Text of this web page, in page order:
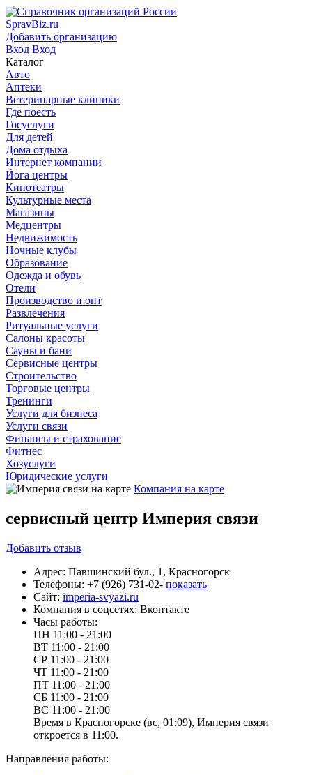
SpravBiz.ru
Добавить организацию
Вход Вход
Каталог
Авто
Аптеки
Ветеринарные клиники
Где поесть
Госуслуги
Для детей
Дома отдыха
Интернет компании
Йога центры
Кинотеатры
Культурные места
Магазины
Медцентры
Недвижимость
Ночные клубы
Образование
Одежда и обувь
Отели
Производство и опт
Развлечения
Ритуальные услуги
Салоны красоты
Сауны и бани
Сервисные центры
Строительство
Торговые центры
Тренинги
Услуги для бизнеса
Услуги связи
Финансы и страхование
Фитнес
Хозуслуги
Юридические услуги
Компания на карте
сервисный центр Империя связи
Добавить отзыв
Адрес: Павшинский бул., 1, Красногорск
Телефоны: +7 (926) 731-02- показать
Сайт: imperia-svyazi.ru
Компания в соцсетях: Вконтакте
Часы работы:
ПН 11:00 - 21:00
ВТ 11:00 - 21:00
СР 11:00 - 21:00
ЧТ 11:00 - 21:00
ПТ 11:00 - 21:00
СБ 11:00 - 21:00
ВС 11:00 - 21:00
Время в Красногорске (вс, 01:09), Империя связи
откроется в 11:00.
Направления работы: